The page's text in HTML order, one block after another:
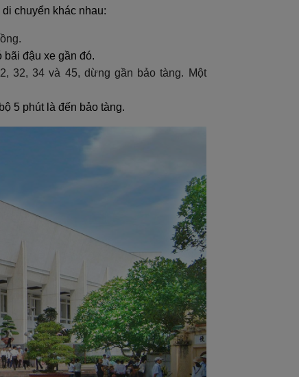
chuyển khác nhau:
bãi đậu xe gần đó.
32, 34 và 45, dừng gần bảo tàng. Một
5 phút là đến bảo tàng.